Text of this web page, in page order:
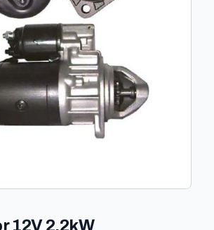
12V 2.2kW-